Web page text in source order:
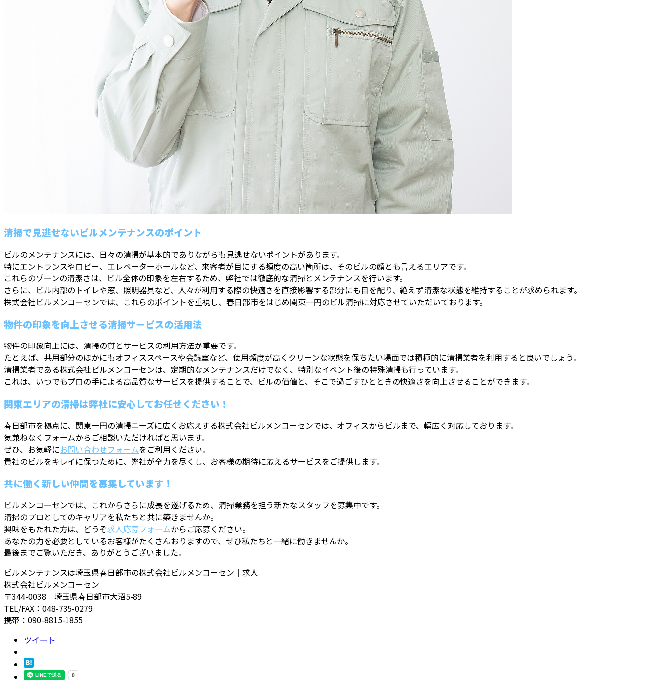
清掃で見逃せないビルメンテナンスのポイント
ビルのメンテナンスには、日々の清掃が基本的でありながらも見逃せないポイントがあります。
特にエントランスやロビー、エレベーターホールなど、来客者が目にする頻度の高い箇所は、そのビルの顔とも言えるエリアです。
これらのゾーンの清潔さは、ビル全体の印象を左右するため、弊社では徹底的な清掃とメンテナンスを行います。
さらに、ビル内部のトイレや窓、照明器具など、人々が利用する際の快適さを直接影響する部分にも目を配り、絶えず清潔な状態を維持することが求められます。
株式会社ビルメンコーセンでは、これらのポイントを重視し、春日部市をはじめ関東一円のビル清掃に対応させていただいております。
物件の印象を向上させる清掃サービスの活用法
物件の印象向上には、清掃の質とサービスの利用方法が重要です。
たとえば、共用部分のほかにもオフィススペースや会議室など、使用頻度が高くクリーンな状態を保ちたい場面では積極的に清掃業者を利用すると良いでしょう。
清掃業者である株式会社ビルメンコーセンは、定期的なメンテナンスだけでなく、特別なイベント後の特殊清掃も行っています。
これは、いつでもプロの手による高品質なサービスを提供することで、ビルの価値と、そこで過ごすひとときの快適さを向上させることができます。
関東エリアの清掃は弊社に安心してお任せください！
春日部市を拠点に、関東一円の清掃ニーズに広くお応えする株式会社ビルメンコーセンでは、オフィスからビルまで、幅広く対応しております。
気兼ねなくフォームからご相談いただければと思います。
ぜひ、お気軽にお問い合わせフォームをご利用ください。
貴社のビルをキレイに保つために、弊社が全力を尽くし、お客様の期待に応えるサービスをご提供します。
共に働く新しい仲間を募集しています！
ビルメンコーセンでは、これからさらに成長を遂げるため、清掃業務を担う新たなスタッフを募集中です。
清掃のプロとしてのキャリアを私たちと共に築きませんか。
興味をもたれた方は、どうぞ求人応募フォームからご応募ください。
あなたの力を必要としているお客様がたくさんおりますので、ぜひ私たちと一緒に働きませんか。
最後までご覧いただき、ありがとうございました。
ビルメンテナンスは埼玉県春日部市の株式会社ビルメンコーセン｜求人
株式会社ビルメンコーセン
〒344-0038 埼玉県春日部市大沼5-89
TEL/FAX：048-735-0279
携帯：090-8815-1855
ツイート